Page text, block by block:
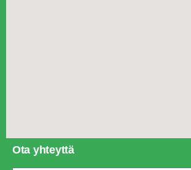
Ota yhteyttä